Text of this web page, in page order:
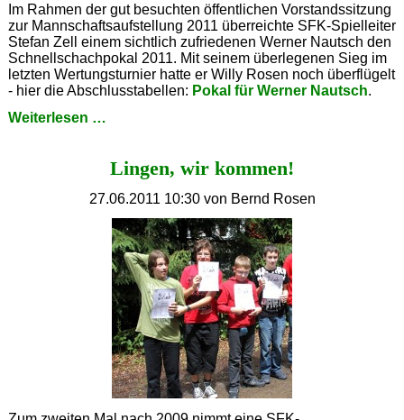
Im Rahmen der gut besuchten öffentlichen Vorstandssitzung
zur Mannschaftsaufstellung 2011 überreichte SFK-Spielleiter
Stefan Zell einem sichtlich zufriedenen Werner Nautsch den
Schnellschachpokal 2011. Mit seinem überlegenen Sieg im
letzten Wertungsturnier hatte er Willy Rosen noch überflügelt
- hier die Abschlusstabellen: Pokal für Werner Nautsch.
Weiterlesen …
Lingen, wir kommen!
27.06.2011 10:30von Bernd Rosen